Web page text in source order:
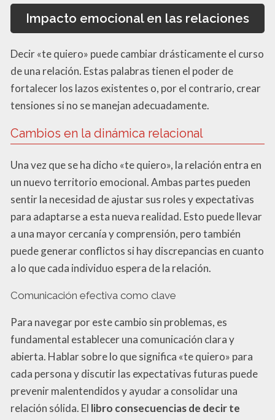
Impacto emocional en las relaciones
Decir «te quiero» puede cambiar drásticamente el curso
de una relación. Estas palabras tienen el poder de
fortalecer los lazos existentes o, por el contrario, crear
tensiones si no se manejan adecuadamente.
Cambios en la dinámica relacional
Una vez que se ha dicho «te quiero», la relación entra en
un nuevo territorio emocional. Ambas partes pueden
sentir la necesidad de ajustar sus roles y expectativas
para adaptarse a esta nueva realidad. Esto puede llevar
a una mayor cercanía y comprensión, pero también
puede generar conflictos si hay discrepancias en cuanto
a lo que cada individuo espera de la relación.
Comunicación efectiva como clave
Para navegar por este cambio sin problemas, es
fundamental establecer una comunicación clara y
abierta. Hablar sobre lo que significa «te quiero» para
cada persona y discutir las expectativas futuras puede
prevenir malentendidos y ayudar a consolidar una
relación sólida. El libro consecuencias de decir te